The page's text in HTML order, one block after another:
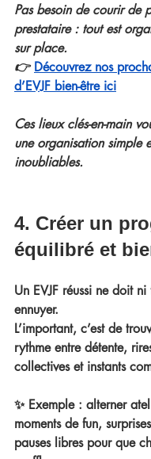
Pas besoin de courir de
prestataire : tout est
sur place.
👉 Découvrez nos
d’EVJF bien-être ici
Ces lieux clés-en-main
une organisation simple
inoubliables.
4. Créer un
équilibré et
Un EVJF réussi ne doit ni
ennuyer.
L’important, c’est de
rythme entre détente,
collectives et instants
✨ Exemple : alterner
moments de fun,
pauses libres pour que